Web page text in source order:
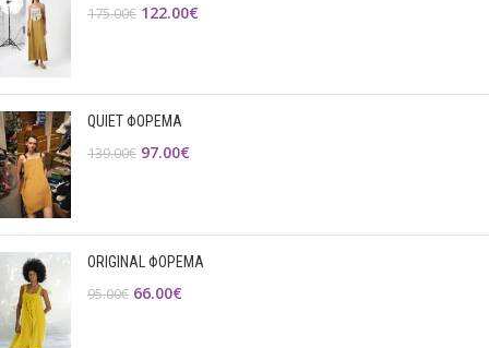
175.00€ 122.00€
QUIET ΦΟΡΕΜΑ
139.00€ 97.00€
ORIGINAL ΦΟΡΕΜΑ
95.00€ 66.00€